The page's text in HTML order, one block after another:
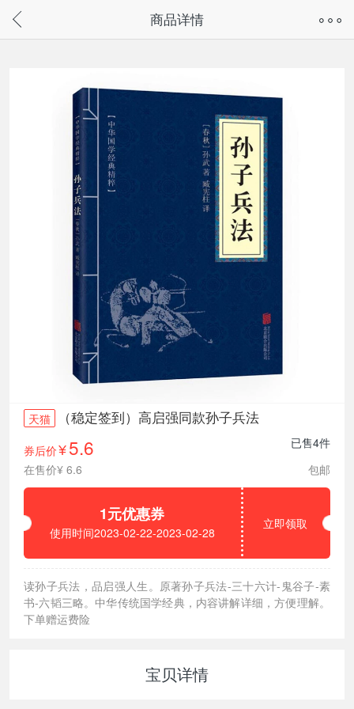
请通过微信或支付宝搜“奇兔客小程序”访问
商品详情
天猫 （稳定签到）高启强同款孙子兵法
券后价¥ 5.6
已售4件
在售价¥ 6.6
包邮
1元优惠券
使用时间2023-02-22-2023-02-28
立即领取
读孙子兵法，品启强人生。原著孙子兵法-三十六计-鬼谷子-素
书-六韬三略。中华传统国学经典，内容讲解详细，方便理解。
下单赠运费险
宝贝详情